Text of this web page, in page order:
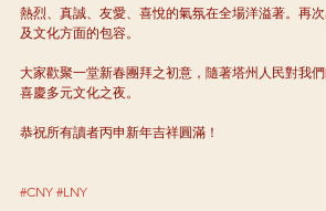
熱烈、真誠、友愛、喜悅的氣氛在全場洋溢著。再
及文化方面的包容。
大家歡聚一堂新春團拜之初意，隨著塔州人民對我
喜慶多元文化之夜。
恭祝所有讀者丙申新年吉祥圓滿！
#CNY #LNY